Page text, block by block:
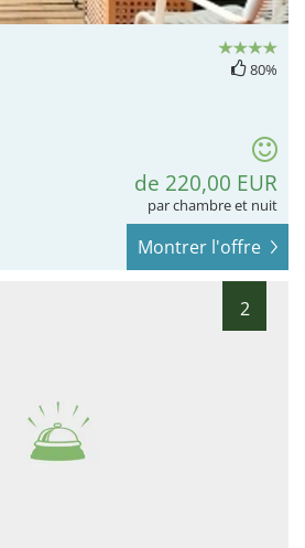
80%
de 220,00 EUR
par chambre et nuit
Montrer l'offre
2